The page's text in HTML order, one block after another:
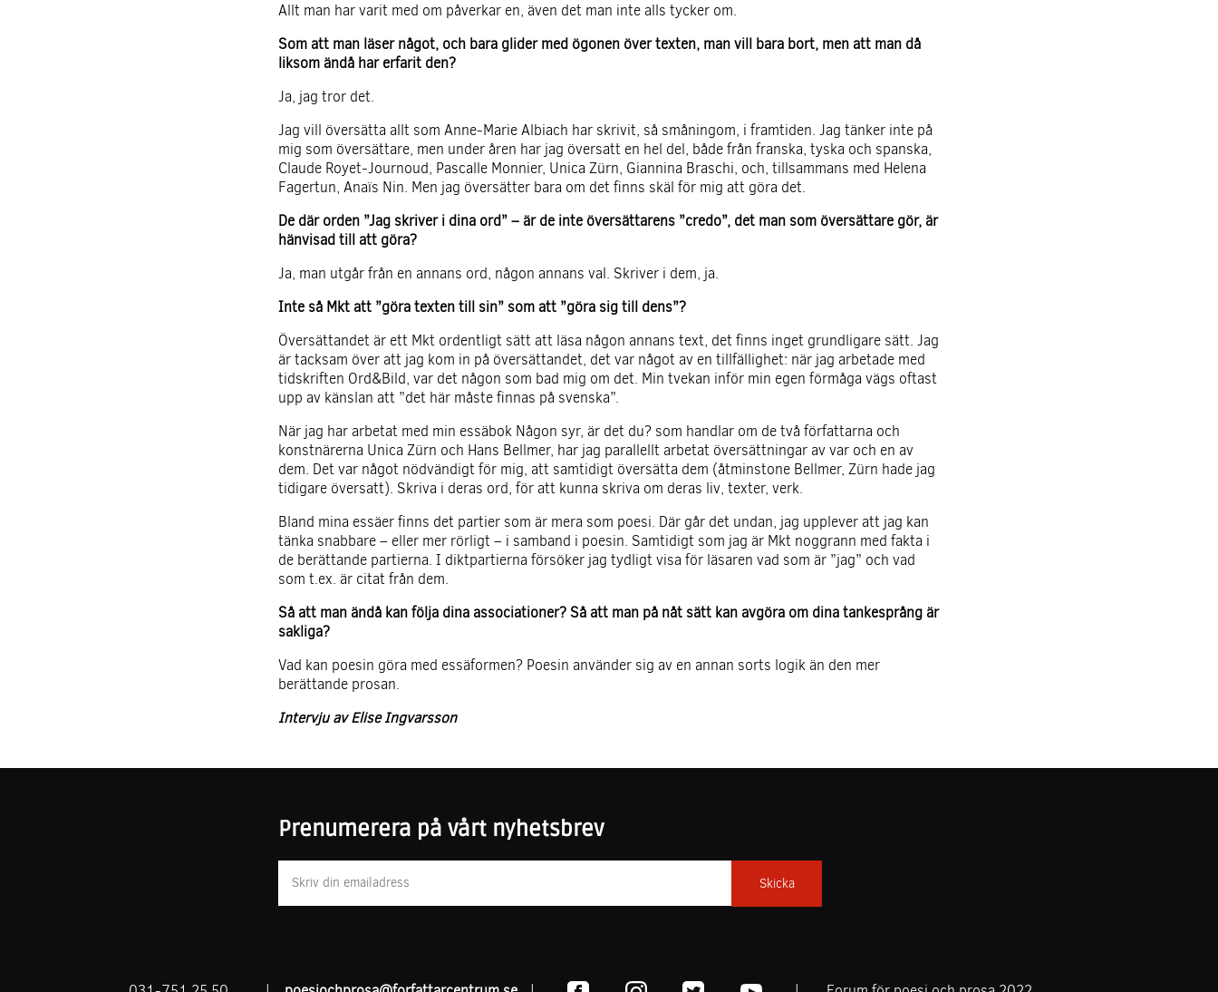
Allt man har varit med om påverkar en, även det man inte alls tycker om.
Som att man läser något, och bara glider med ögonen över texten, man vill bara bort, men att man då
liksom ändå har erfarit den?
Ja, jag tror det.
Jag vill översätta allt som Anne-Marie Albiach har skrivit, så småningom, i framtiden. Jag tänker inte på
mig som översättare, men under åren har jag översatt en hel del, både från franska, tyska och spanska,
Claude Royet-Journoud, Pascalle Monnier, Unica Zürn, Giannina Braschi, och, tillsammans med Helena
Fagertun, Anaïs Nin. Men jag översätter bara om det finns skäl för mig att göra det.
De där orden ”Jag skriver i dina ord” – är de inte översättarens ”credo”, det man som översättare gör, är
hänvisad till att göra?
Ja, man utgår från en annans ord, någon annans val. Skriver i dem, ja.
Inte så Mkt att ”göra texten till sin” som att ”göra sig till dens”?
Översättandet är ett Mkt ordentligt sätt att läsa någon annans text, det finns inget grundligare sätt. Jag
är tacksam över att jag kom in på översättandet, det var något av en tillfällighet: när jag arbetade med
tidskriften Ord&Bild, var det någon som bad mig om det. Min tvekan inför min egen förmåga vägs oftast
upp av känslan att ”det här måste finnas på svenska”.
När jag har arbetat med min essäbok Någon syr, är det du? som handlar om de två författarna och
konstnärerna Unica Zürn och Hans Bellmer, har jag parallellt arbetat översättningar av var och en av
dem. Det var något nödvändigt för mig, att samtidigt översätta dem (åtminstone Bellmer, Zürn hade jag
tidigare översatt). Skriva i deras ord, för att kunna skriva om deras liv, texter, verk.
Bland mina essäer finns det partier som är mera som poesi. Där går det undan, jag upplever att jag kan
tänka snabbare – eller mer rörligt – i samband i poesin. Samtidigt som jag är Mkt noggrann med fakta i
de berättande partierna. I diktpartierna försöker jag tydligt visa för läsaren vad som är ”jag” och vad
som t.ex. är citat från dem.
Så att man ändå kan följa dina associationer? Så att man på nåt sätt kan avgöra om dina tankesprång är
sakliga?
Vad kan poesin göra med essäformen? Poesin använder sig av en annan sorts logik än den mer
berättande prosan.
Intervju av Elise Ingvarsson
Prenumerera på vårt nyhetsbrev